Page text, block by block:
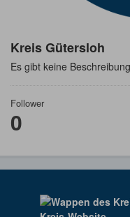
Kreis Gütersloh
Es gibt keine
Follower
0